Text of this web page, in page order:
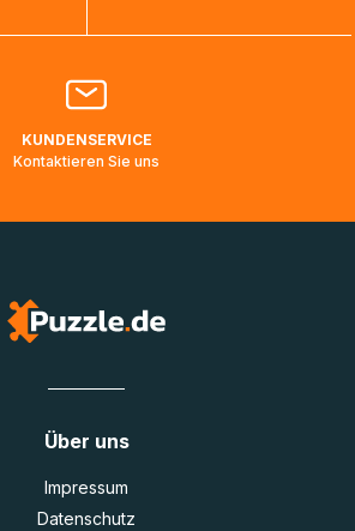
denKundenservicefalls Ihr Paket
oder Europa mehrere Tage
KUNDENSERVICE
Kontaktieren Sie uns
Über uns
Impressum
Datenschutz